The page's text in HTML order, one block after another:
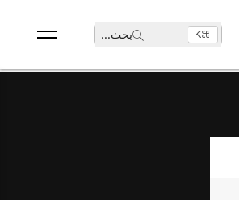
بحث... ⌘K